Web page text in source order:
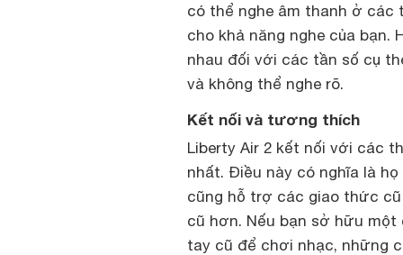
có thể nghe âm thanh ở các
cho khả năng nghe của bạn.
nhau đối với các tần số cụ
và không thể nghe rõ.
Kết nối và tương thích
Liberty Air 2 kết nối với các
nhất. Điều này có nghĩa là
cũng hỗ trợ các giao thức
cũ hơn. Nếu bạn sở hữu
tay cũ để chơi nhạc, những